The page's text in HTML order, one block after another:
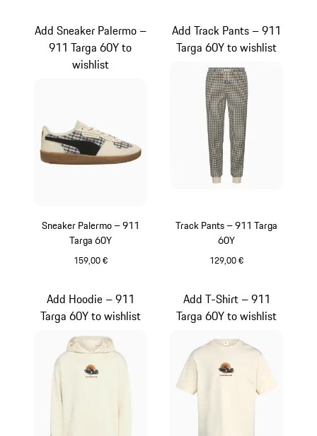
Sneaker Palermo – 911
Targa 60Y
159,00 €
Add Sneaker Palermo –
911 Targa 60Y to
wishlist
Track Pants – 911 Targa
60Y
129,00 €
Add Track Pants – 911
Targa 60Y to wishlist
Add Hoodie – 911
Targa 60Y to wishlist
Add T-Shirt – 911
Targa 60Y to wishlist